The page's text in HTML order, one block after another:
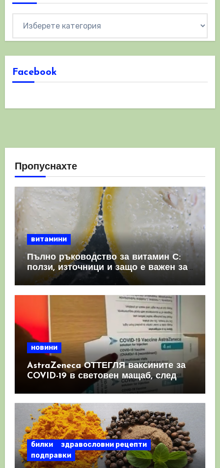
Facebook
Пропуснахте
витамини
Пълно ръководство за витамин С:
ползи, източници и защо е важен за
имунната система
новини
AstraZeneca ОТТЕГЛЯ ваксините за
COVID-19 в световен мащаб, след
като призна, че те причиняват
КРЪВНИ съсиреци
билки
здравословни рецепти
подправки